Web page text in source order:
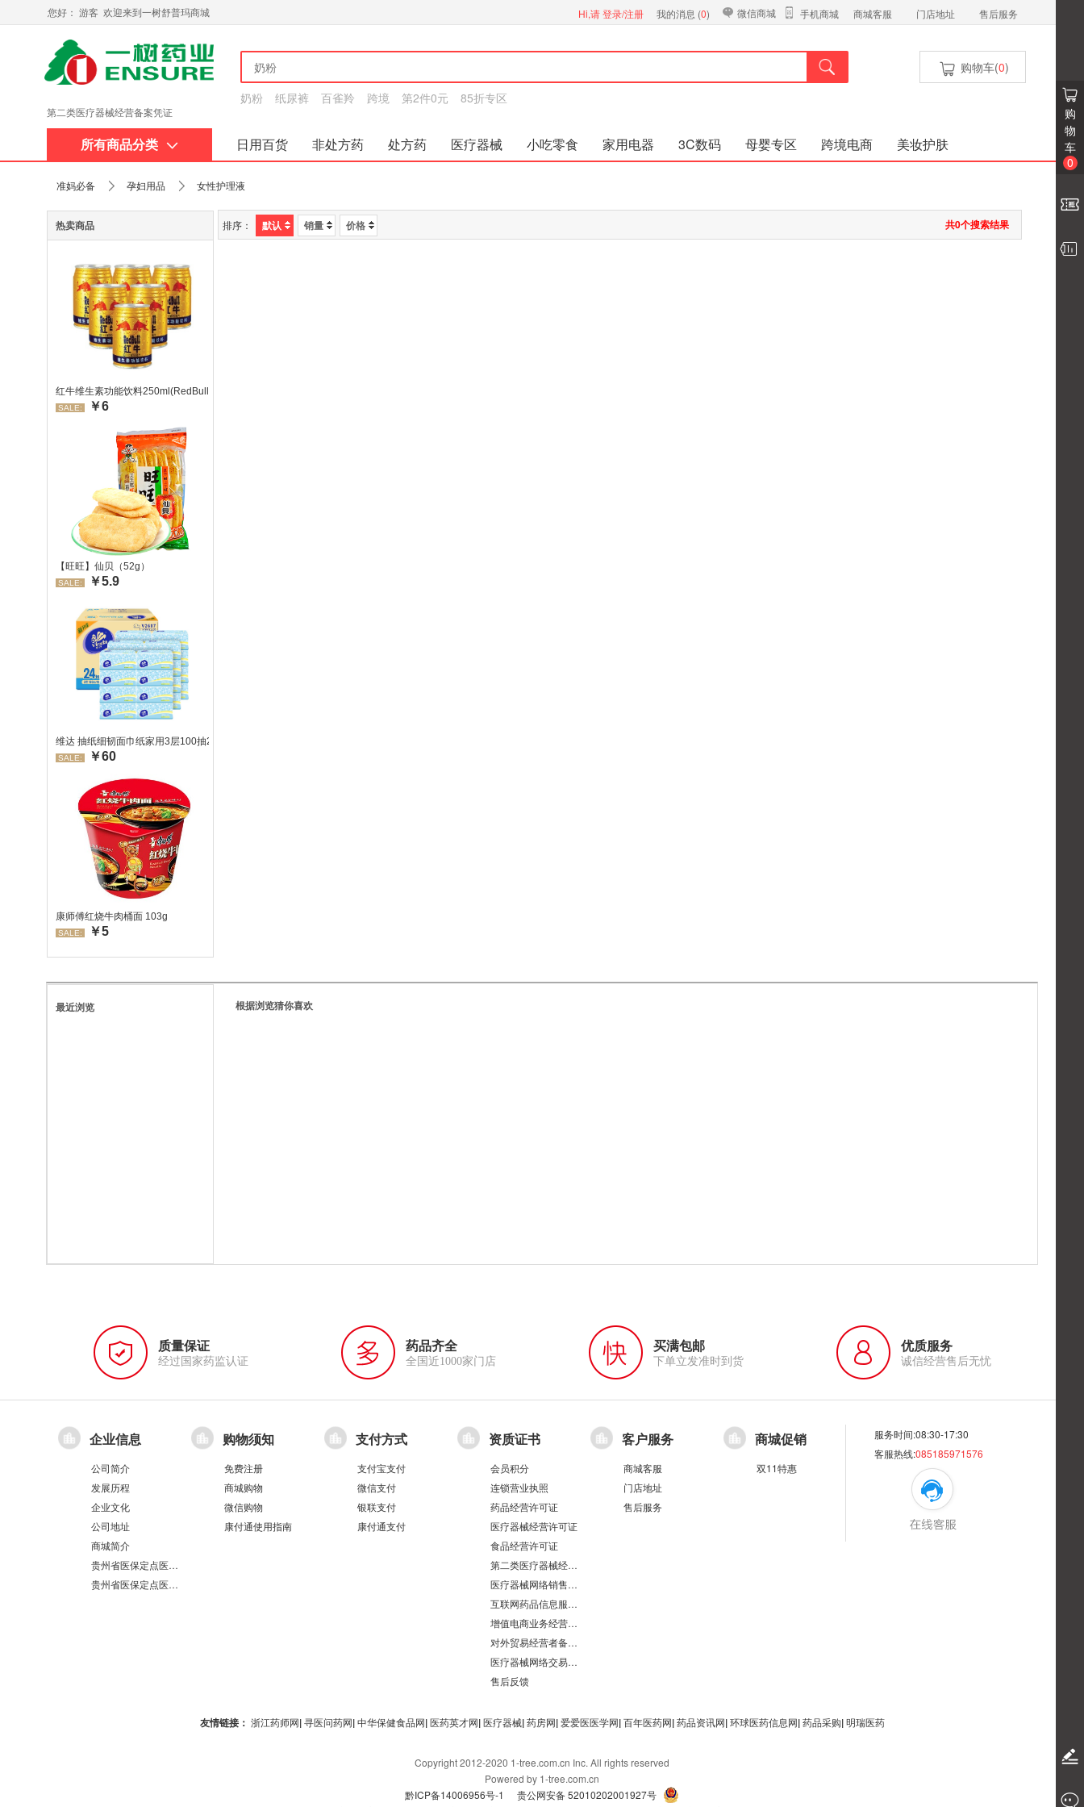
您好： 游客 欢迎来到一树舒普玛商城 Hi,请登录/注册 我的消息 (0) 微信商城 手机商城 商城客服 门店地址 售后服务
第二类医疗器械经营备案凭证
奶粉 纸尿裤 百雀羚 跨境 第2件0元 85折专区
购物车(0)
所有商品分类 日用百货 非处方药 处方药 医疗器械 小吃零食 家用电器 3C数码 母婴专区 跨境电商
美妆护肤
购
物
车
0
准妈必备 孕妇用品 女性护理液
热卖商品
红牛维生素功能饮料250ml(RedBull/红牛)
SALE: ￥6
【旺旺】仙贝（52g）
SALE: ￥5.9
维达 抽纸细韧面巾纸家用3层100抽24包/箱 超值装 偏远地区不发货偏远地区:(含新疆、西藏、内蒙古、宁夏、海南、青海)不发货
SALE: ￥60
康师傅红烧牛肉桶面 103g
SALE: ￥5
排序： 默认 销量 价格 共0个搜索结果
最近浏览 根据浏览猜你喜欢
质量保证
经过国家药监认证
药品齐全
全国近1000家门店
买满包邮
下单立发准时到货
优质服务
诚信经营售后无忧
企业信息
公司简介
发展历程
企业文化
公司地址
商城简介
贵州省医保定点医疗机构医保服务情况表（第551分店）
贵州省医保定点医疗机构医保服务情况表（第100分店）
购物须知
免费注册
商城购物
微信购物
康付通使用指南
支付方式
支付宝支付
微信支付
银联支付
康付通支付
资质证书
会员积分
连锁营业执照
药品经营许可证
医疗器械经营许可证
食品经营许可证
第二类医疗器械经营备案凭证
医疗器械网络销售备案
互联网药品信息服务资格证书
增值电商业务经营许可证
对外贸易经营者备案登记表/海关报关单位注册登记证书
医疗器械网络交易服务第三方平台备案凭证
售后反馈
客户服务
商城客服
门店地址
售后服务
商城促销
双11特惠
服务时间:08:30-17:30
客服热线:085185971576
友情链接： 浙江药师网| 寻医问药网| 中华保健食品网| 医药英才网| 医疗器械| 药房网| 爱爱医医学网| 百年医药网| 药品资讯网| 环球医药信息网| 药品采购| 明瑞医药
Copyright 2012-2020 1-tree.com.cn Inc. All rights reserved
Powered by 1-tree.com.cn
黔ICP备14006956号-1
贵公网安备 52010202001927号